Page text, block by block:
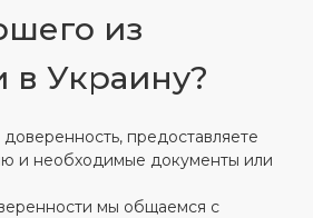
из
в Украину?
предоставляете
и необходимые документы или
мы общаемся с